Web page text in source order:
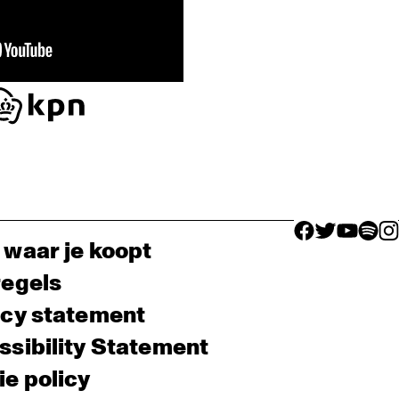
facebook icon
facebook
facebook
je koopt
statement
Statement
policy